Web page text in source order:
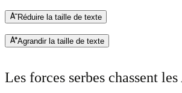
Réduire la taille de texte
Agrandir la taille de texte
Les forces serbes chassent